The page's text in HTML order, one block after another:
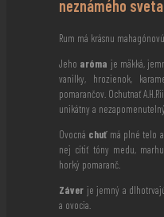
neznámého
Rum má krásnu mahagónovú
Jeho aróma je mäkká,
vanilky, hrozienok,
pomarančov. Ochutnať
unikátny a
Ovocná chuťmá plné telo
nej cítiť tóny medu,
horký pomaranč.
Záver je jemný a
a ovocia.